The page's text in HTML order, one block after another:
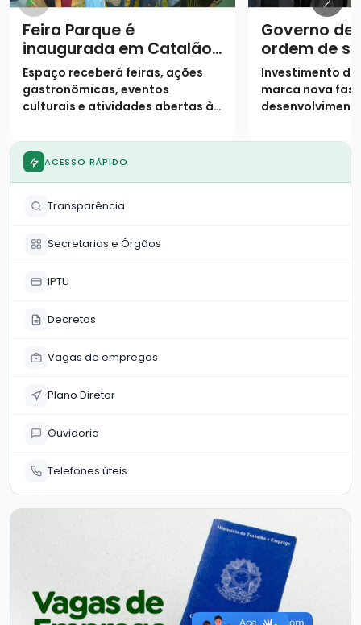
Feira Parque é
inaugurada em Catalão
e inicia funcionamento
para eventos e feiras
Espaço receberá feiras, ações
gastronômicas, eventos
culturais e atividades abertas à
Governo de
ordem de
duplicação
Investimento de
marca nova
ACESSO RÁPIDO
Transparência
Secretarias e Órgãos
IPTU
Decretos
Vagas de empregos
Plano Diretor
Ouvidoria
Telefones úteis